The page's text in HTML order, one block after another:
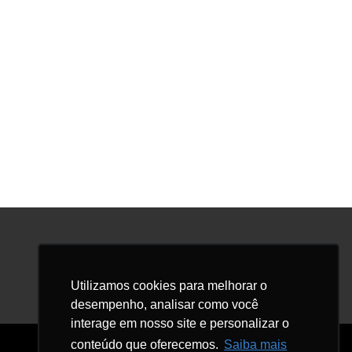
Utilizamos cookies para melhorar o
desempenho, analisar como você
interage em nosso site e personalizar o
conteúdo que oferecemos. Saiba mais